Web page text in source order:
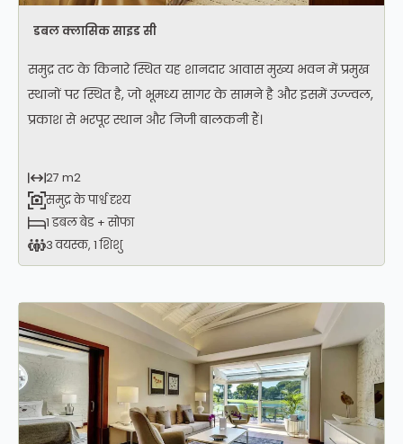
डबल क्लासिक साइड सी
समुद्र तट के किनारे स्थित यह शानदार आवास मुख्य भवन में प्रमुख
स्थानों पर स्थित है, जो भूमध्य सागर के सामने है और इसमें उज्ज्वल,
प्रकाश से भरपूर स्थान और निजी बालकनी हैं।
27 m2
समुद्र के पार्श्व दृश्य
1 डबल बेड + सोफा
3 वयस्क, 1 शिशु